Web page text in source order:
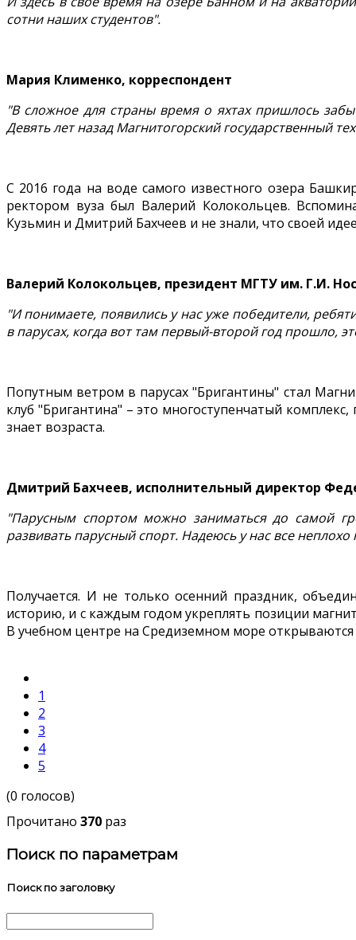
сотни наших студентов".
Мария Клименко, корреспондент
"В сложное для страны время о яхтах пришлось
Девять лет назад Магнитогорский государственный
С 2016 года на воде самого известного озера
ректором вуза был Валерий Колокольцев.
Кузьмин и Дмитрий Бахчеев и не знали, что своей
Валерий Колокольцев, президент МГТУ им. Г.И.
"И понимаете, появились у нас уже победители,
в парусах, когда вот там первый-второй год прошло,
Попутным ветром в парусах "Бригантины" стал
клуб "Бригантина" – это многоступенчатый
знает возраста.
Дмитрий Бахчеев, исполнительный директор
"Парусным спортом можно заниматься до самой
развивать парусный спорт. Надеюсь у нас все неплохо
Получается. И не только осенний праздник,
историю, и с каждым годом укреплять позиции
В учебном центре на Средиземном море
1
2
3
4
5
(0 голосов)
Прочитано 370 раз
Поиск по параметрам
Поиск по заголовку